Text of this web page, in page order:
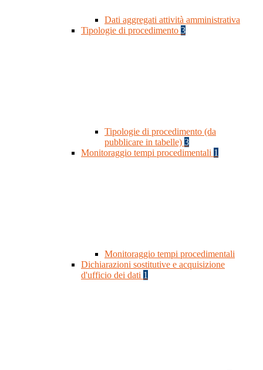
Dati aggregati attività amministrativa
Tipologie di procedimento 3
Tipologie di procedimento (da
pubblicare in tabelle) 3
Monitoraggio tempi procedimentali 1
Monitoraggio tempi procedimentali
Dichiarazioni sostitutive e acquisizione
d'ufficio dei dati 1